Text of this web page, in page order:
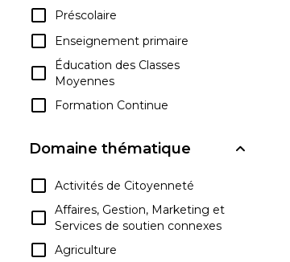
Préscolaire
Enseignement primaire
Éducation des Classes
Moyennes
Formation Continue
Domaine thématique
Activités de Citoyenneté
Affaires, Gestion, Marketing et
Services de soutien connexes
Agriculture